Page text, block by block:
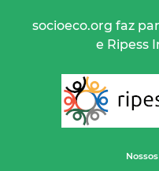
socioeco.org faz
e Ripess